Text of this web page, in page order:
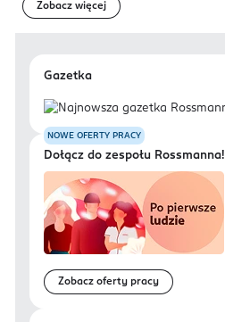
Zobacz więcej
Gazetka
NOWE OFERTY PRACY
Dołącz do zespołu Rossmanna!
Zobacz oferty pracy